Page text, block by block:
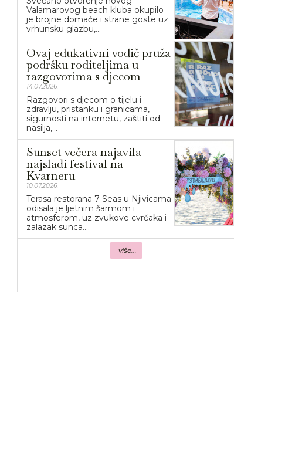
Valamarovog beach kluba okupilo
je brojne domaće i strane goste uz
vrhunsku glazbu,...
Ovaj edukativni vodič pruža
podršku roditeljima u
razgovorima s djecom
14.07.2026.
Razgovori s djecom o tijelu i
zdravlju, pristanku i granicama,
sigurnosti na internetu, zaštiti od
nasilja,...
Sunset večera najavila
najslađi festival na
Kvarneru
10.07.2026.
Terasa restorana 7 Seas u Njivicama
odisala je ljetnim šarmom i
atmosferom, uz zvukove cvrčaka i
zalazak sunca....
više...